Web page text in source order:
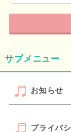
サブメニュー
お知らせ
プライバ